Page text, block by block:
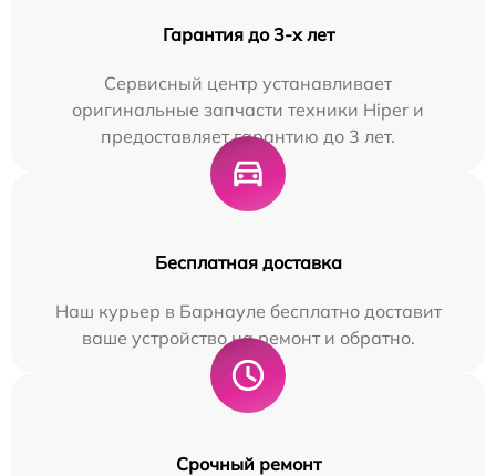
Гарантия до 3-х лет
Сервисный центр устанавливает
оригинальные запчасти техники Hiper и
предоставляет гарантию до 3 лет.
Бесплатная доставка
Наш курьер в Барнауле бесплатно доставит
ваше устройство на ремонт и обратно.
Срочный ремонт